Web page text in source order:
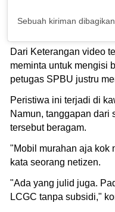
Dari Keterangan video
meminta untuk mengisi
petugas SPBU justru
Peristiwa ini terjadi di
Namun, tanggapan dari
tersebut beragam.
"Mobil murahan aja kok
kata seorang netizen.
"Ada yang julid juga.
LCGC tanpa subsidi,"